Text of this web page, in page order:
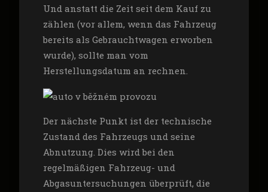
Und anstatt die Zeit seit dem Kauf zu
zählen (vor allem, wenn das Fahrzeug
bereits als Gebrauchtwagen erworben
wurde), sollte man vom
Herstellungsdatum an rechnen.
Der nächste Punkt ist der technische
Zustand des Fahrzeugs und seine
Abnutzung. Dies wird bei den
regelmäßigen Fahrzeug- und
Abgasuntersuchungen überprüft, die